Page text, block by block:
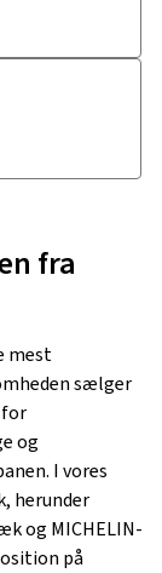
fra
mest
sælger
for
og
I vores
herunder
og MICHELIN-
på